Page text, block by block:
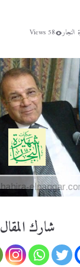
النجار 58 Views
شارك المقال